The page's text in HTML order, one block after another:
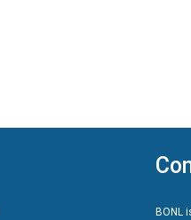
BONL